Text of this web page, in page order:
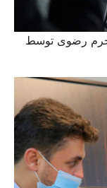
حرم رضوی توسط